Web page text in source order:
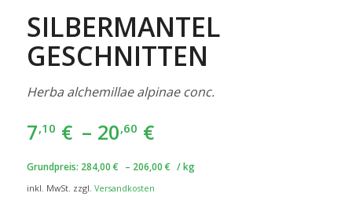
SILBERMANTEL
GESCHNITTEN
Herba alchemillae alpinae conc.
7,10 € – 20,60 €
Grundpreis: 284,00 € – 206,00 € /kg
inkl. MwSt. zzgl. Versandkosten